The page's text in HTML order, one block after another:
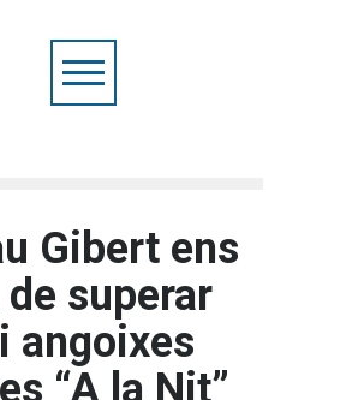
Gibert ens
superar
angoixes
“A la Nit”